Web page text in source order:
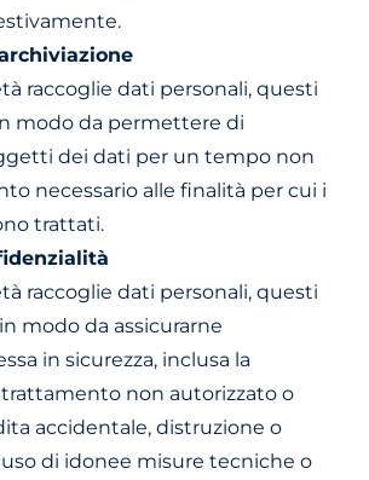
raccoglie dati personali, questi
modo da permettere di
dei dati per un tempo non
necessario alle finalità per cui i
trattati.
raccoglie dati personali, questi
modo da assicurarne
in sicurezza, inclusa la
trattamento non autorizzato o
accidentale, distruzione o
di idonee misure tecniche o